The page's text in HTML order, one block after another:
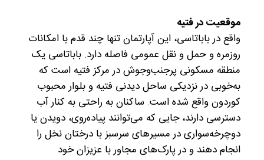
موقعیت در فتیه
واقع در باباتاسی، این آپارتمان تنها چند قدم با امکانات
روزمره و حمل و نقل عمومی فاصله دارد. باباتاسی یک
منطقه مسکونی پرجنب‌وجوش در مرکز فتیه است که
به‌خوبی در نزدیکی ساحل دیدنی فتیه و بلوار محبوب
کوردون واقع شده است. ساکنان به راحتی به کنار آب
دسترسی دارند، جایی که می‌توانند پیاده‌روی، دویدن یا
دوچرخه‌سواری در مسیرهای سرسبز با درختان نخل را
انجام دهند و در پارک‌های مجاور با عزیزان خود